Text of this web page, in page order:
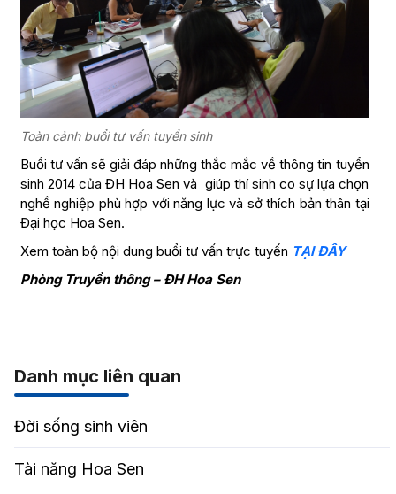
Toàn cảnh buổi tư vấn tuyển sinh
Buổi tư vấn sẽ giải đáp những thắc mắc về thông tin tuyển
sinh 2014 của ĐH Hoa Sen và giúp thí sinh co sự lựa chọn
nghề nghiệp phù hợp với năng lực và sở thích bản thân tại
Đại học Hoa Sen.
Xem toàn bộ nội dung buổi tư vấn trực tuyến TẠI ĐÂY
Phòng Truyền thông – ĐH Hoa Sen
Danh mục liên quan
Đời sống sinh viên
Tài năng Hoa Sen